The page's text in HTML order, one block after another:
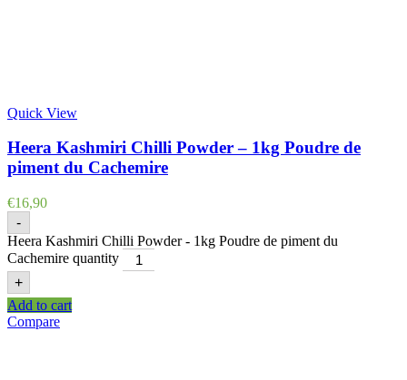
Quick View
Heera Kashmiri Chilli Powder – 1kg Poudre de
piment du Cachemire
€16,90
-
Heera Kashmiri Chilli Powder - 1kg Poudre de piment du
Cachemire quantity
+
Add to cart
Compare